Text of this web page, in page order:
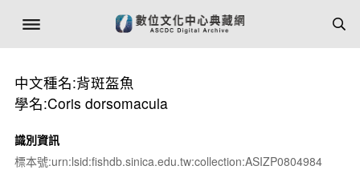
中文種名:背斑盔魚
學名:Coris dorsomacula
識別資訊
標本號:urn:lsid:fishdb.sinica.edu.tw:collection:ASIZP0804984